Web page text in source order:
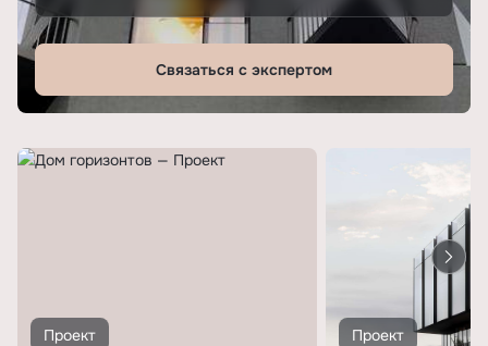
Связаться с экспертом
Проект Проект